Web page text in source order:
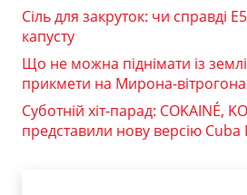
Сіль для закруток: чи справді
капусту
Що не можна піднімати із
прикмети на Мирона-вітрогона
Суботній хіт-парад: COKAINÉ,
представили нову версію